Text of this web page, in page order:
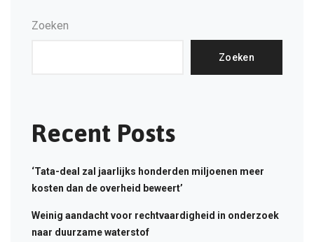
Zoeken
Zoeken
Recent Posts
‘Tata-deal zal jaarlijks honderden miljoenen meer
kosten dan de overheid beweert’
Weinig aandacht voor rechtvaardigheid in onderzoek
naar duurzame waterstof